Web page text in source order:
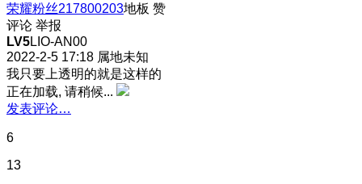
荣耀粉丝217800203地板 赞
评论 举报
LV5LIO-AN00
2022-2-5 17:18 属地未知
我只要上透明的就是这样的
正在加载, 请稍候...
发表评论…
6
13